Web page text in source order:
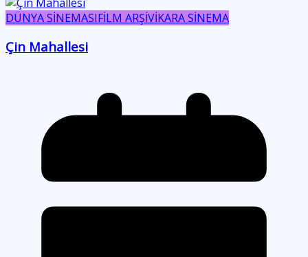
DÜNYA SİNEMASIFİLM ARŞİVİKARA SİNEMA
Çin Mahallesi